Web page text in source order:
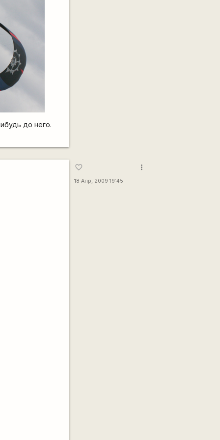
до него.
favorite_border
18 Апр, 2009 19:45
more_vert